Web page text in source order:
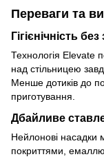
Переваги та
Гігієнічність
Технологія Elevate
над стільницею
Менше дотиків до
приготування.
Дбайливе
Нейлонові насадки
покриттями,